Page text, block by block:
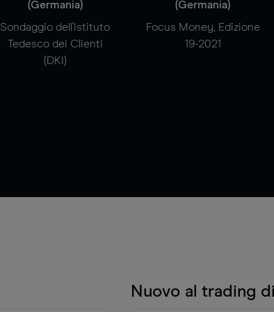
(Germania)
Sondaggio dell'Istituto
Tedesco dei Clienti
(DKI)
(Germania)
Focus Money, Edizione
19-2021
Nuovo al trading